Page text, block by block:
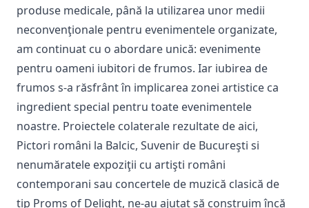
produse medicale, până la utilizarea unor medii
neconvenţionale pentru evenimentele organizate,
am continuat cu o abordare unică: evenimente
pentru oameni iubitori de frumos. Iar iubirea de
frumos s-a răsfrânt în implicarea zonei artistice ca
ingredient special pentru toate evenimentele
noastre. Proiectele colaterale rezultate de aici,
Pictori români la Balcic, Suvenir de Bucureşti si
nenumăratele expoziţii cu artişti români
contemporani sau concertele de muzică clasică de
tip Proms of Delight, ne-au ajutat să construim încă